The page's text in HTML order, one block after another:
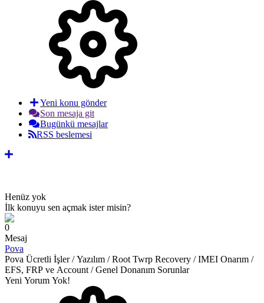
Yeni konu gönder
Son mesaja git
Bugünkü mesajlar
RSS beslemesi
Henüz yok
İlk konuyu sen açmak ister misin?
0
Mesaj
Pova
Pova Ücretli İşler / Yazılım / Root Twrp Recovery / IMEI Onarım /
EFS, FRP ve Account / Genel Donanım Sorunlar
Yeni Yorum Yok!